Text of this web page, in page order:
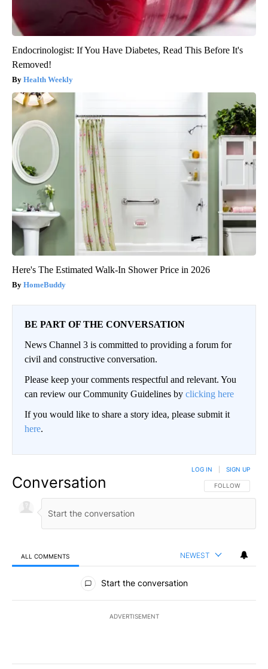
Endocrinologist: If You Have Diabetes, Read This Before It's
Removed!
Health Weekly
Here's The Estimated Walk-In Shower Price in 2026
HomeBuddy
BE PART OF THE CONVERSATION
News Channel 3 is committed to providing a forum for
civil and constructive conversation.
Please keep your comments respectful and relevant. You
can review our Community Guidelines by clicking here
If you would like to share a story idea, please submit it
here.
Conversation FOLLOW THIS
FOLLOW
LOG IN SIGN UP
ALL COMMENTS NEWEST
All Comments
Start the conversation
ADVERTISEMENT